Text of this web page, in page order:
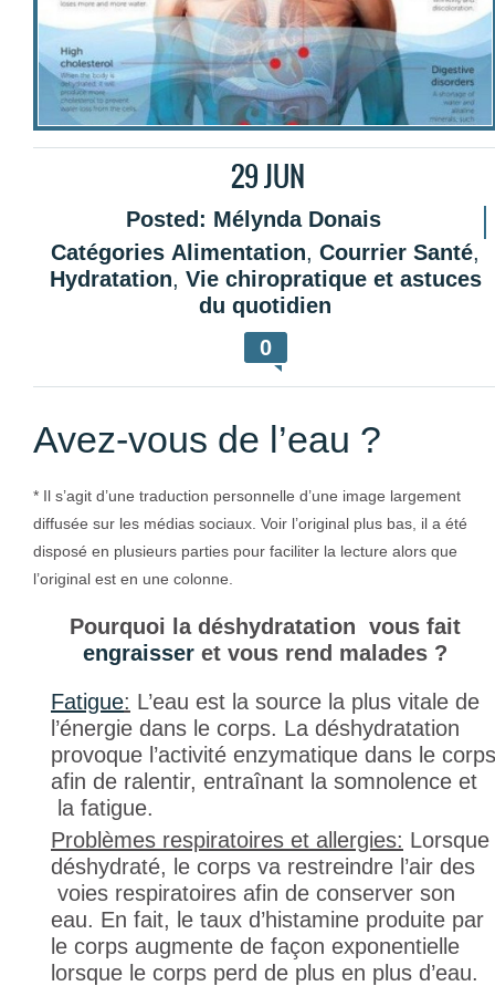
29 JUN
Posted: Mélynda Donais
Catégories Alimentation, Courrier Santé,
Hydratation, Vie chiropratique et astuces
du quotidien
0
Avez-vous de l’eau ?
* Il s’agit d’une traduction personnelle d’une image largement
diffusée sur les médias sociaux. Voir l’original plus bas, il a été
disposé en plusieurs parties pour faciliter la lecture alors que
l’original est en une colonne.
Pourquoi la déshydratation vous fait
engraisser et vous rend malades ?
Fatigue: L’eau est la source la plus vitale de
l’énergie dans le corps. La déshydratation
provoque l’activité enzymatique dans le corps
afin de ralentir, entraînant la somnolence et
la fatigue.
Problèmes respiratoires et allergies: Lorsque
déshydraté, le corps va restreindre l’air des
voies respiratoires afin de conserver son
eau. En fait, le taux d’histamine produite par
le corps augmente de façon exponentielle
lorsque le corps perd de plus en plus d’eau.